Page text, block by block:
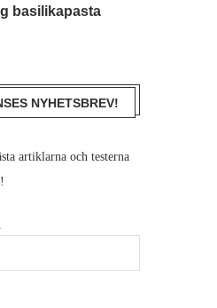
basilikapasta
NYHETSBREV!
artiklarna och testerna